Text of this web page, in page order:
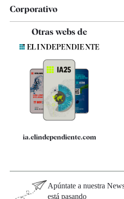
Corporativo
Contacto
Quiénes somos
Especificaciones
Otras webs de
ia.elindependiente.com
Apúntate a nuestra
está pasando